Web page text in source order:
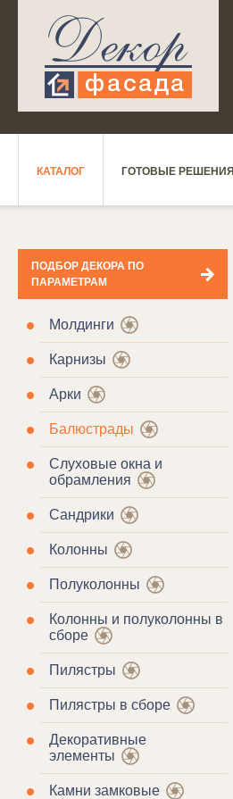
КАТАЛОГ ГОТОВЫЕ РЕШЕНИЯ
ПОДБОР ДЕКОРА ПО
ПАРАМЕТРАМ
Молдинги
Карнизы
Арки
Балюстрады
Слуховые окна и
обрамления
Сандрики
Колонны
Полуколонны
Колонны и полуколонны в
сборе
Пилястры
Пилястры в сборе
Декоративные
элементы
Камни замковые